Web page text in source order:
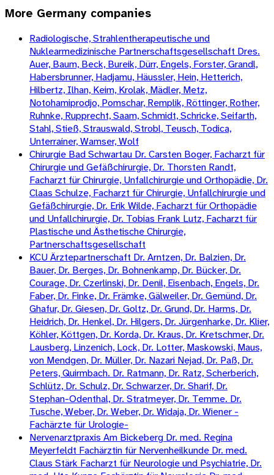
More Germany companies
Radiologische, Strahlentherapeutische und
Nuklearmedizinische Partnerschaftsgesellschaft Dres.
Auer, Baum, Beck, Bureik, Dürr, Engels, Forster, Grandl,
Habersbrunner, Hadjamu, Häussler, Hein, Hetterich,
Hilbertz, Ilhan, Keim, Krolak, Mädler, Metz,
Notohamiprodjo, Pomschar, Remplik, Röttinger, Rother,
Ruhnke, Rupprecht, Saam, Schmidt, Schricke, Seifarth,
Stahl, Stieß, Strauswald, Strobl, Teusch, Todica,
Unterrainer, Wamser, Wolf
Chirurgie Bad Schwartau Dr. Carsten Boger, Facharzt für
Chirurgie und Gefäßchirurgie, Dr. Thorsten Randt,
Facharzt für Chirurgie, Unfallchirurgie und Orthopädie, Dr.
Claas Schulze, Facharzt für Chirurgie, Unfallchirurgie und
Gefäßchirurgie, Dr. Erik Wilde, Facharzt für Orthopädie
und Unfallchirurgie, Dr. Tobias Frank Lutz, Facharzt für
Plastische und Ästhetische Chirurgie,
Partnerschaftsgesellschaft
KCU Ärztepartnerschaft Dr. Arntzen, Dr. Balzien, Dr.
Bauer, Dr. Berges, Dr. Bohnenkamp, Dr. Bücker, Dr.
Courage, Dr. Czerlinski, Dr. Denil, Eisenbach, Engels, Dr.
Faber, Dr. Finke, Dr. Främke, Gälweiler, Dr. Gemünd, Dr.
Ghafur, Dr. Giesen, Dr. Goltz, Dr. Grund, Dr. Harms, Dr.
Heidrich, Dr. Henkel, Dr. Hilgers, Dr. Jürgenharke, Dr. Klier,
Köhler, Köttgen, Dr. Korda, Dr. Kraus, Dr. Kretschmer, Dr.
Lausberg, Linzenich, Lock, Dr. Lotter, Maskowski, Maus,
von Mendgen, Dr. Müller, Dr. Nazari Nejad, Dr. Paß, Dr.
Peters, Quirmbach. Dr. Ratmann, Dr. Ratz, Scherberich,
Schlütz, Dr. Schulz, Dr. Schwarzer, Dr. Sharif, Dr.
Stephan-Odenthal, Dr. Stratmeyer, Dr. Temme. Dr.
Tusche, Weber, Dr. Weber, Dr. Widaja, Dr. Wiener -
Fachärzte für Urologie-
Nervenarztpraxis Am Bickeberg Dr. med. Regina
Meyerfeldt Fachärztin für Nervenheilkunde Dr. med.
Claus Stärk Facharzt für Neurologie und Psychiatrie, Dr.